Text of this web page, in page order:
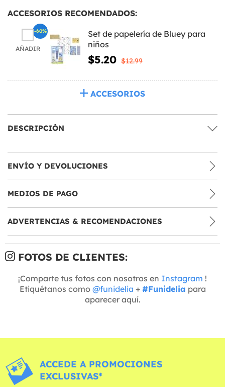
ACCESORIOS RECOMENDADOS:
AÑADIR
Set de papelería de Bluey para
niños
$5.20 $12.99
-60%
ACCESORIOS
DESCRIPCIÓN
ENVÍO Y DEVOLUCIONES
MEDIOS DE PAGO
ADVERTENCIAS & RECOMENDACIONES
FOTOS DE CLIENTES:
¡Comparte tus fotos con nosotros en Instagram !
Etiquétanos como @funidelia + #Funidelia para
aparecer aquí.
ACCEDE A PROMOCIONES
EXCLUSIVAS*